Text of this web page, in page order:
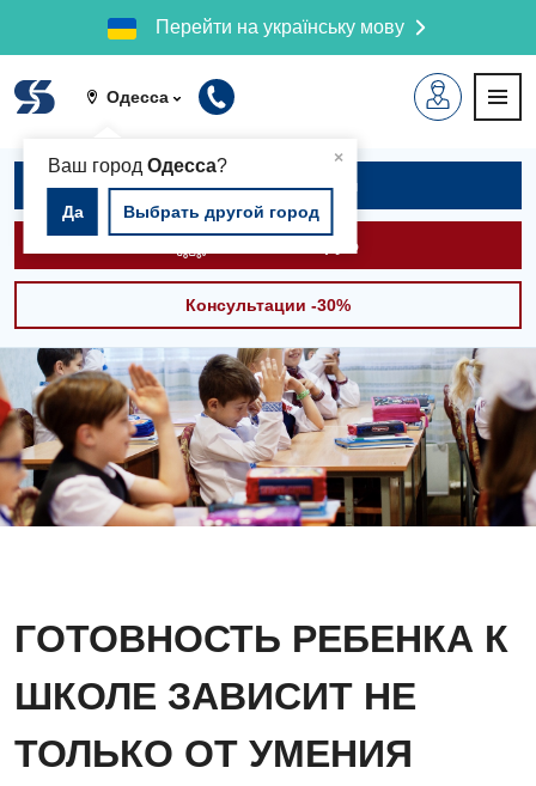
Перейти на українську мову
Одесса
×
Ваш город Одесса?
Да Выбрать другой город
Записаться на приём
Вызвать скорую
Консультации -30%
ГОТОВНОСТЬ РЕБЕНКА К
ШКОЛЕ ЗАВИСИТ НЕ
ТОЛЬКО ОТ УМЕНИЯ